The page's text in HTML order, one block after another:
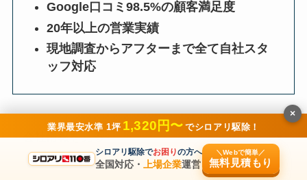
Google口コミ98.5%の顧客満足度
20年以上の営業実績
現地調査からアフターまで全て自社スタ
ッフ対応
会社情報を見る
業界最安水準 1坪 1,320円〜 でシロアリ駆除！
シロアリ駆除でお困りの方へ
全国対応・ 上場企業運営
＼Webで簡単／
無料見積もり
×